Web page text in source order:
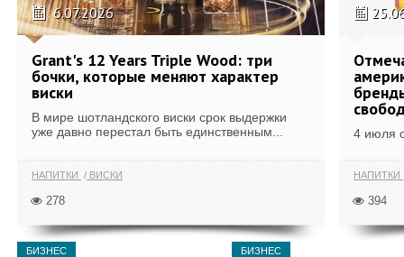
6.07.2026
Grant's 12 Years Triple Wood: три
бочки, которые меняют характер
виски
В мире шотландского виски срок выдержки
уже давно перестал быть единственным...
НАПИТКИ ВИСКИ
278
4 июля
НАПИТКИ
394
БИЗНЕС БИЗНЕС